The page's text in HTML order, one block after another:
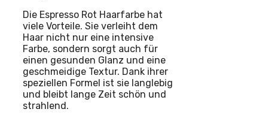
Die Espresso Rot Haarfarbe hat
viele Vorteile. Sie verleiht dem
Haar nicht nur eine intensive
Farbe, sondern sorgt auch für
einen gesunden Glanz und eine
geschmeidige Textur. Dank ihrer
speziellen Formel ist sie langlebig
und bleibt lange Zeit schön und
strahlend.